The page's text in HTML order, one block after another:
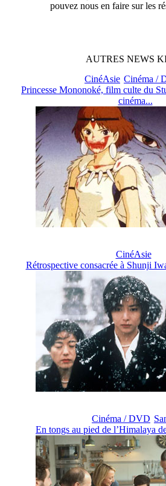
pouvez nous en faire sur les
AUTRES NEWS
CinéAsie Cinéma /
Princesse Mononoké, film culte du
cinéma...
CinéAsie
Rétrospective consacrée à Shunji
Cinéma / DVD
En tongs au pied de l’Himalaya